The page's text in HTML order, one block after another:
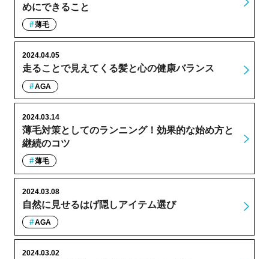
めにできること
薄毛
走ることで見えてくる髪と心の健康バランス
2024.04.05
AGA
薄毛対策としてのランニング！効果的な始め方と
継続のコツ
2024.03.14
薄毛
自然に見せるはげ隠しアイテム選び
2024.03.08
AGA
2024.03.02